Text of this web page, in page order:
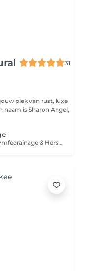
31
Luxe Compressieboots Professionele Lymfedrainage & Herstel Deze luxe compressieboots zijn gebaseerd op geavanceerde lymfedrainage- en pressotherapie-technieken, zoals toegepast in de sport- en herstelbranche. Door middel van gecontroleerde, ritmische luchtdruk wordt de bloedsomloop gestimuleerd en wordt de natuurlijke afvoer van vocht ondersteund. De behandeling ondersteunt bij: Het verminderen van vochtophoping (oedeem) In combinatie met Neocare Elite / Care+ kan dit het resultaat verder versterken. Het verlichten van zware, vermoeide benen Het ondersteunen van spierherstel na intensieve training Het bevorderen van ontspanning en algemeen comfort Voor wie geschikt? Ideaal voor: Sporters Mensen met een staand of zittend beroep Cliënten met neiging tot vochtretentie Iedereen die zijn benen een effectief herstelmoment wil geven